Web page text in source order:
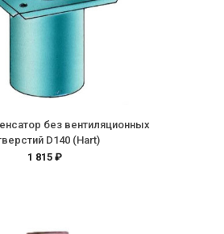
без вентиляционных
D140 (Hart)
1 815 ₽